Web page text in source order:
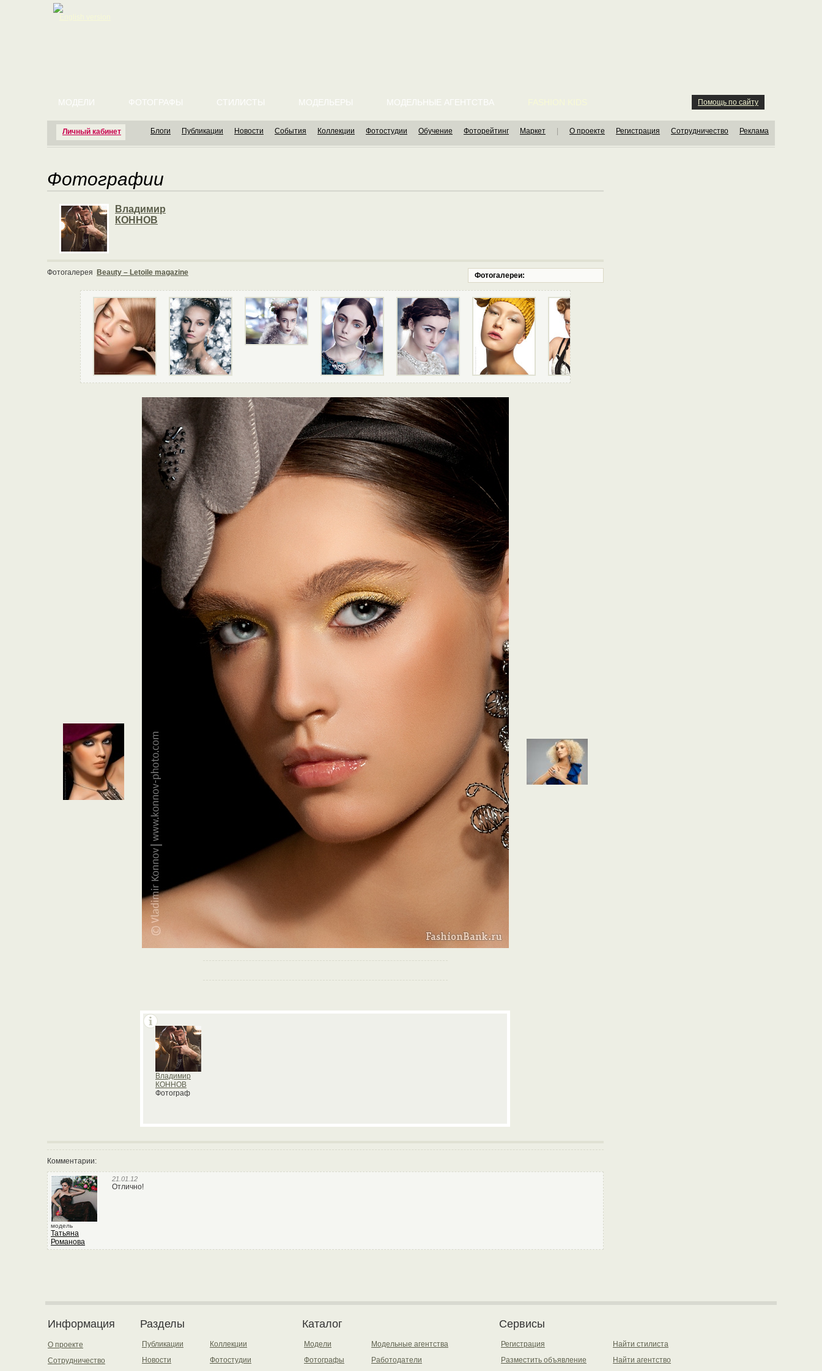
Личный кабинет
МОДЕЛИ ФОТОГРАФЫ СТИЛИСТЫ МОДЕЛЬЕРЫ МОДЕЛЬНЫЕ АГЕНТСТВА Помощь по сайту
Блоги Публикации Новости События Коллекции Фотостудии Обучение Фоторейтинг Маркет О проекте Регистрация Сотрудничество Реклама
Фотографии
Владимир
КОННОВ
Фотогалереи:
Фотогалерея Beauty – Letoile magazine
Владимир
КОННОВ
Фотограф
Комментарии:
модель
Татьяна
Романова
21.01.12
Отлично!
Информация
О проекте
Сотрудничество
Разделы
Публикации
Новости
Коллекции
Фотостудии
Каталог
Модели
Фотографы
Модельные агентства
Работодатели
Сервисы
Регистрация
Разместить объявление
Найти стилиста
Найти агентство